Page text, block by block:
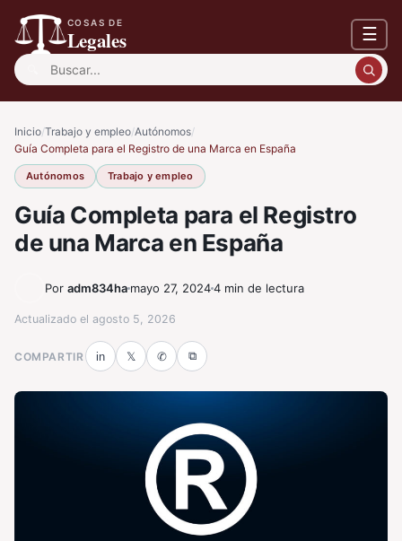
COSAS DE
Legales ☰
Buscar:
Inicio/Trabajo y empleo/Autónomos/
Guía Completa para el Registro de una Marca en España
Autónomos Trabajo y empleo
Guía Completa para el Registro
de una Marca en España
Por adm834ha mayo 27, 20244 min de lectura
Actualizado el agosto 5, 2026
COMPARTIR in 𝕏 ✆ ⧉